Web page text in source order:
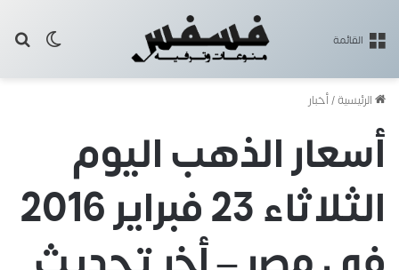
القائمة
الرئيسية/أخبار
أسعار الذهب اليوم
الثلاثاء 23 فبراير 2016